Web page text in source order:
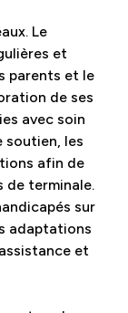
Le
et
parents et le
de ses
avec soin
soutien, les
afin de
de terminale.
sur
adaptations
et